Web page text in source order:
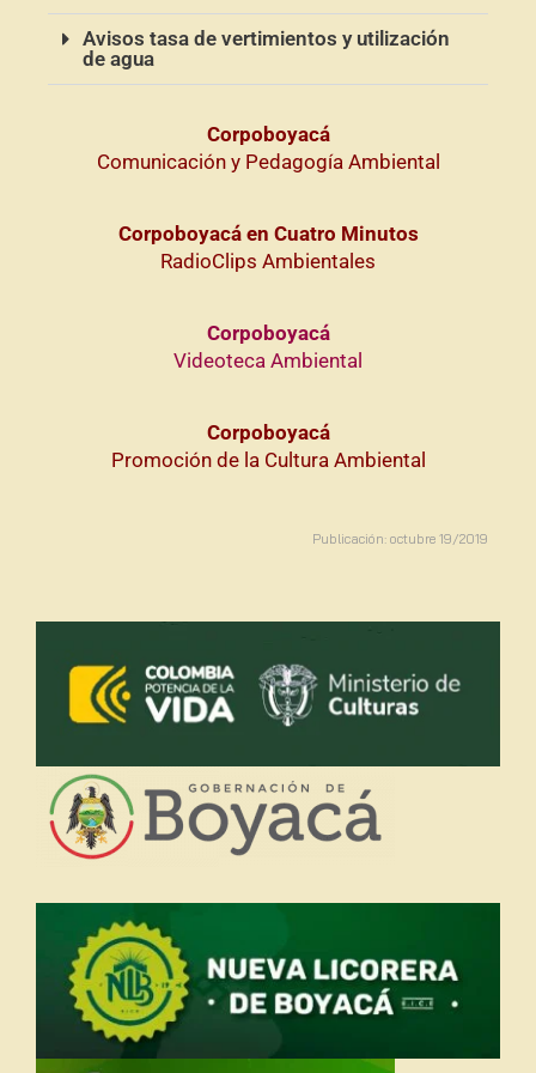
Avisos tasa de vertimientos y utilización
de agua
Corpoboyacá
Comunicación y Pedagogía Ambiental
Corpoboyacá en Cuatro Minutos
RadioClips Ambientales
Corpoboyacá
Videoteca Ambiental
Corpoboyacá
Promoción de la Cultura Ambiental
Publicación: octubre 19/2019